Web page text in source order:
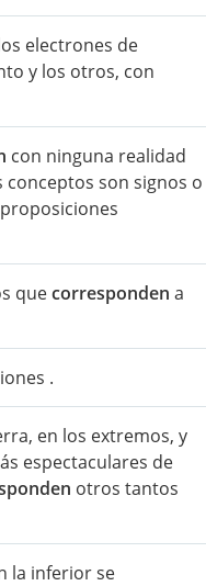
electrones de
y los otros, con
con ninguna realidad
son signos o
quecorresponden a
.
en los extremos, y
espectaculares de
otros tantos
la inferior se